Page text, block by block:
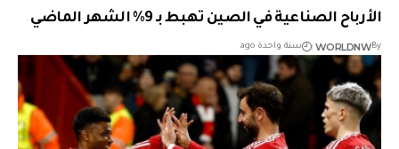
الأرباح الصناعية في الصين تهبط بـ 9% الشهر الماضي
By
WORLDNW سنة واحدة ago